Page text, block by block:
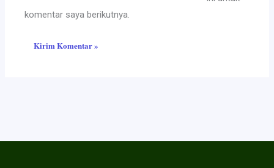
komentar saya berikutnya.